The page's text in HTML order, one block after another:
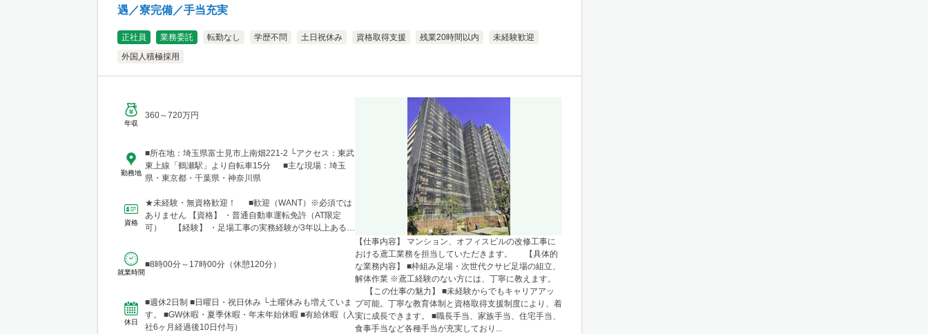
遇／寮完備／手当充実
正社員 業務委託 転勤なし 学歴不問 土日祝休み 資格取得支援 残業20時間以内
未経験歓迎
外国人積極採用
年収
360～720万円
勤務地
■所在地：埼玉県富士見市上南畑221-2 └アクセス：東武
東上線「鶴瀬駅」より自転車15分 ■主な現場：埼玉
県・東京都・千葉県・神奈川県
資格
★未経験・無資格歓迎！ ■歓迎（WANT）※必須では
ありません 【資格】 ・普通自動車運転免許（AT限定
可） 【経験】 ・足場工事の実務経験が3年以上ある方
就業時間
■8時00分～17時00分（休憩120分）
休日
■週休2日制 ■日曜日・祝日休み └土曜休みも増えていま
す。 ■GW休暇・夏季休暇・年末年始休暇 ■有給休暇（入
社6ヶ月経過後10日付与）
【仕事内容】 マンション、オフィスビルの改修工事に
おける鳶工業務を担当していただきます。 【具体的
な業務内容】 ■枠組み足場・次世代クサビ足場の組立、
解体作業 ※鳶工経験のない方には、丁寧に教えます。
【この仕事の魅力】 ■未経験からでもキャリアアッ
プ可能。丁寧な教育体制と資格取得支援制度により、着
実に成長できます。 ■職長手当、家族手当、住宅手当、
食事手当など各種手当が充実しており...